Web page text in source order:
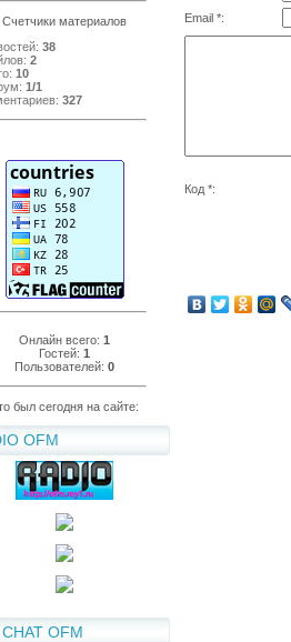
Счетчики материалов
38
2
10
1/1
327
Онлайн всего: 1
Гостей: 1
Пользователей: 0
был сегодня на сайте:
OFM
OFM
Email *:
Код *: